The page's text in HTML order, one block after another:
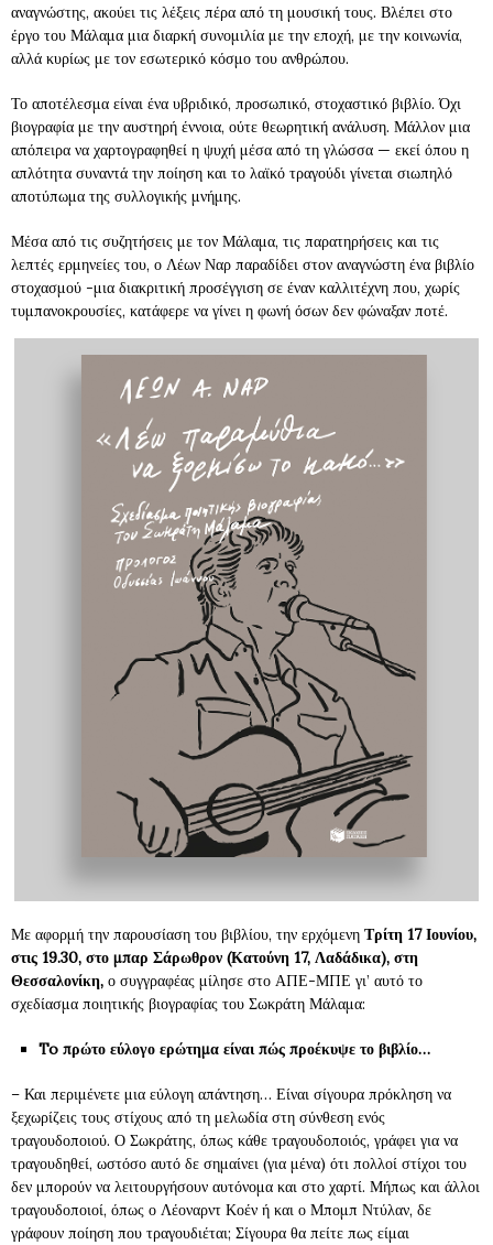
αναγνώστης, ακούει τις λέξεις πέρα από τη μουσική τους. Βλέπει στο
έργο του Μάλαμα μια διαρκή συνομιλία με την εποχή, με την κοινωνία,
αλλά κυρίως με τον εσωτερικό κόσμο του ανθρώπου.
Το αποτέλεσμα είναι ένα υβριδικό, προσωπικό, στοχαστικό βιβλίο. Όχι
βιογραφία με την αυστηρή έννοια, ούτε θεωρητική ανάλυση. Μάλλον μια
απόπειρα να χαρτογραφηθεί η ψυχή μέσα από τη γλώσσα — εκεί όπου η
απλότητα συναντά την ποίηση και το λαϊκό τραγούδι γίνεται σιωπηλό
αποτύπωμα της συλλογικής μνήμης.
Μέσα από τις συζητήσεις με τον Μάλαμα, τις παρατηρήσεις και τις
λεπτές ερμηνείες του, ο Λέων Ναρ παραδίδει στον αναγνώστη ένα βιβλίο
στοχασμού -μια διακριτική προσέγγιση σε έναν καλλιτέχνη που, χωρίς
τυμπανοκρουσίες, κατάφερε να γίνει η φωνή όσων δεν φώναξαν ποτέ.
Με αφορμή την παρουσίαση του βιβλίου, την ερχόμενη Τρίτη 17 Ιουνίου,
στις 19.30, στο μπαρ Σάρωθρον (Κατούνη 17, Λαδάδικα), στη
Θεσσαλονίκη, ο συγγραφέας μίλησε στο ΑΠΕ-ΜΠΕ γι’ αυτό το
σχεδίασμα ποιητικής βιογραφίας του Σωκράτη Μάλαμα:
To πρώτο εύλογο ερώτημα είναι πώς προέκυψε το βιβλίο…
– Και περιμένετε μια εύλογη απάντηση… Είναι σίγουρα πρόκληση να
ξεχωρίζεις τους στίχους από τη μελωδία στη σύνθεση ενός
τραγουδοποιού. Ο Σωκράτης, όπως κάθε τραγουδοποιός, γράφει για να
τραγουδηθεί, ωστόσο αυτό δε σημαίνει (για μένα) ότι πολλοί στίχοι του
δεν μπορούν να λειτουργήσουν αυτόνομα και στο χαρτί. Μήπως και άλλοι
τραγουδοποιοί, όπως ο Λέοναρντ Κοέν ή και ο Μπομπ Ντύλαν, δε
γράφουν ποίηση που τραγουδιέται; Σίγουρα θα πείτε πως είμαι